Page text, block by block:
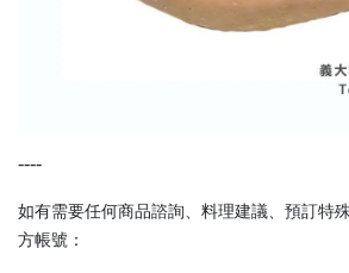
----
如有需要任何商品諮詢、料理建議、預訂特
方帳號：